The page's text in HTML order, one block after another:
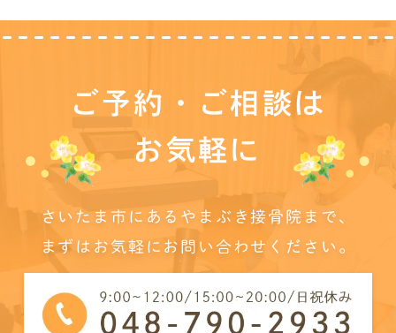
ご予約・ご相談は
お気軽に
さいたま市にあるやまぶき接骨院まで、
まずはお気軽にお問い合わせください。